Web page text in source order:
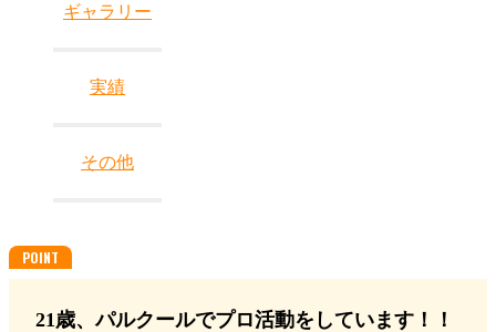
ギャラリー
実績
その他
21歳、パルクールでプロ活動をしています！！